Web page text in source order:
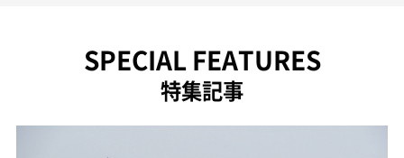
SPECIAL FEATURES
特集記事